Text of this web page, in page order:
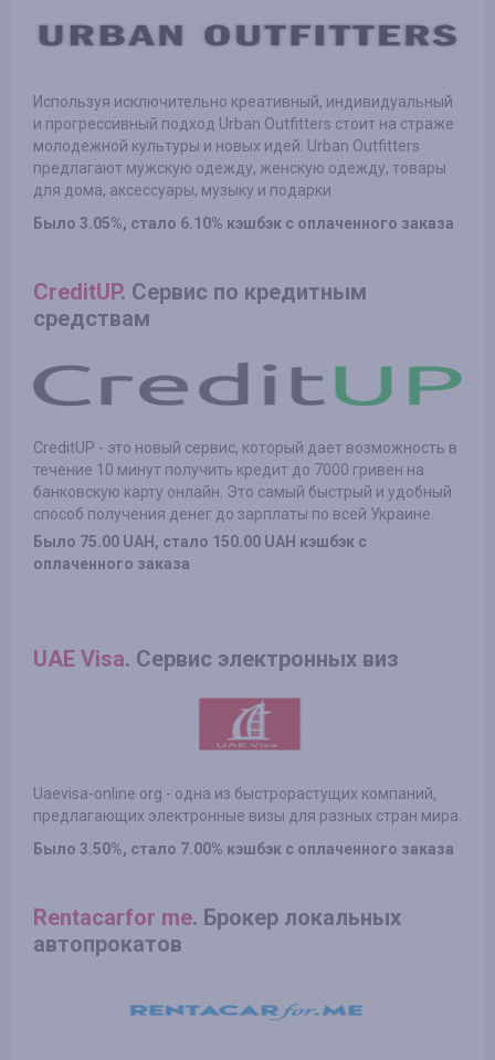
Используя исключительно креативный, индивидуальный
и прогрессивный подход Urban Outfitters стоит на страже
молодежной культуры и новых идей. Urban Outfitters
предлагают мужскую одежду, женскую одежду, товары
для дома, аксессуары, музыку и подарки.
Было 3.05%, стало 6.10% кэшбэк с оплаченного заказа
CreditUP. Сервис по кредитным
средствам
CreditUP - это новый сервис, который дает возможность в
течение 10 минут получить кредит до 7000 гривен на
банковскую карту онлайн. Это самый быстрый и удобный
способ получения денег до зарплаты по всей Украине.
Было 75.00 UAH, стало 150.00 UAH кэшбэк с
оплаченного заказа
UAE Visa. Сервис электронных виз
Uaevisa-online org - одна из быстрорастущих компаний,
предлагающих электронные визы для разных стран мира.
Было 3.50%, стало 7.00% кэшбэк с оплаченного заказа
Rentacarfor me. Брокер локальных
автопрокатов